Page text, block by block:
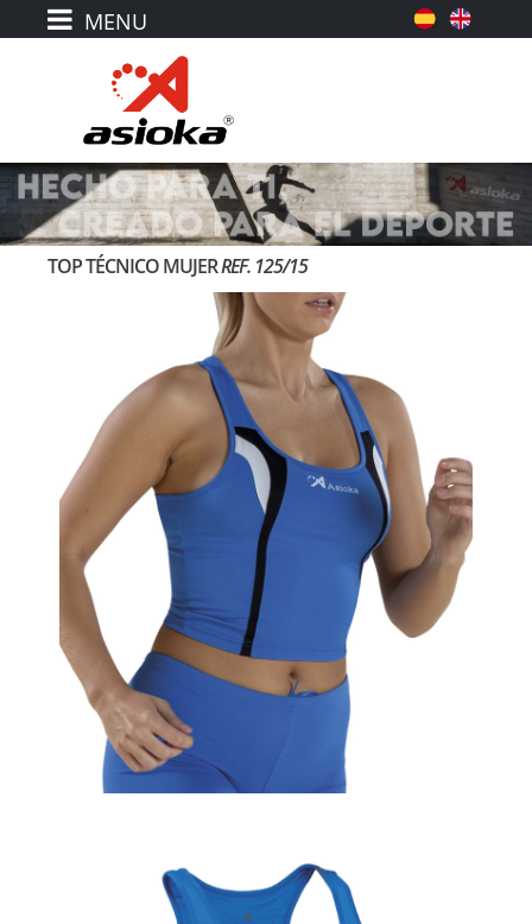
TOP TÉCNICO MUJERREF. 125/15